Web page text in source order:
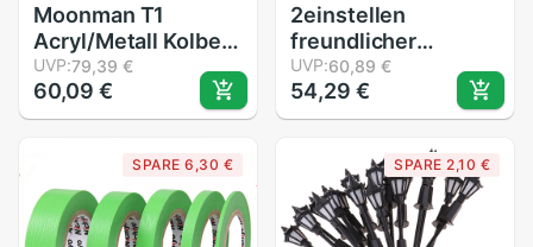
Moonman T1
Acryl/Metall Kolben
Brunnen Stift
Aluminium
Legierung Feine
Kapazität Stifte
Büro Schule
Schreibwaren
UVP:79,39 €
60,09 €
2einstellen
freundlicher
Reinigung
freundlicher
Haushalt Reinigung
Bausatz Grün, Zart
Gelb & Grün, Licht
Grün, blau
UVP:60,89 €
54,29 €
SPARE 6,30 € SPARE 2,10 €